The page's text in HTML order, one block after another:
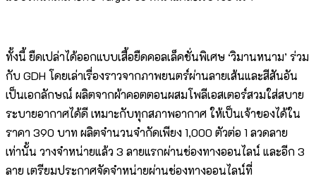
ทั้งนี้ ยืดเปล่าได้ออกแบบเสื้อยืดคอลเล็คชั่นพิเศษ ‘วิมานหนาม’ ร่วม
กับ GDH โดยเล่าเรื่องราวจากภาพยนตร์ผ่านลายเส้นและสีสันอัน
เป็นเอกลักษณ์ ผลิตจากผ้าคอตตอนผสมโพลีเอสเตอร์สวมใส่สบาย
ระบายอากาศได้ดี เหมาะกับทุกสภาพอากาศ ให้เป็นเจ้าของได้ใน
ราคา 390 บาท ผลิตจำนวนจำกัดเพียง 1,000 ตัวต่อ 1 ลวดลาย
เท่านั้น วางจำหน่ายแล้ว 3 ลายแรกผ่านช่องทางออนไลน์ และอีก 3
ลาย เตรียมประกาศจัดจำหน่ายผ่านช่องทางออนไลน์ที่